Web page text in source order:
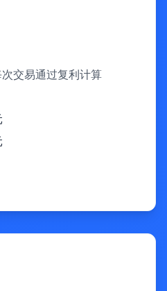
交易通过复利计算